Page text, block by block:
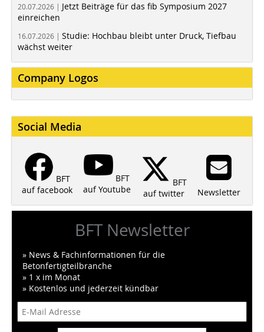
20.07.2026 | Jetzt Beiträge für das fib Symposium 2027
einreichen
16.07.2026 | Studie: Hochbau bleibt unter Druck, Tiefbau
wächst weiter
Company Logos
Social Media
BFT
auf facebook
BFT
auf Youtube
BFT
auf twitter
Newsletter
BFT Newsletter
» News & Fachinformationen für die
Betonfertigteilbranche
» 1 x im Monat
» Kostenlos und jederzeit kündbar